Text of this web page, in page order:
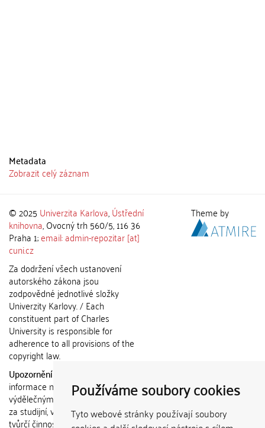
Používáme soubory cookies
Tyto webové stránky používají soubory
Metadata
Zobrazit celý záznam
© 2025 Univerzita Karlova,Ústřední
knihovna, Ovocný trh 560/5, 116 36
Praha 1;email: admin-repozitar [at]
cuni.cz
Za dodržení všech ustanovení
autorského zákona jsou
zodpovědné jednotlivé složky
Univerzity Karlovy. / Each
constituent part of Charles
University is responsible for
adherence to all provisions of the
copyright law.
Upozornění / Notice:
informace nemohou být použity k
výdělečným účelům nebo vydávány
za studijní, vědeckou nebo jinou
tvůrčí činnost jiné osoby než autora.
Theme by